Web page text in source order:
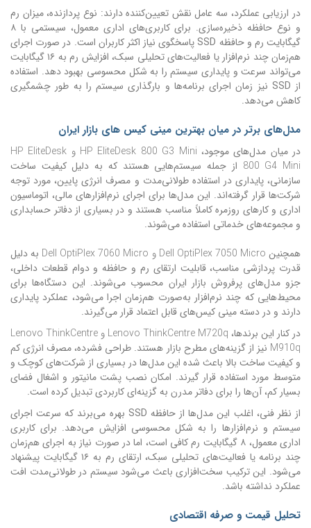
در ارزیابی عملکرد، سه عامل نقش تعیین‌کننده دارند: نوع پردازنده، میزان رم
و نوع حافظه ذخیره‌سازی. برای کاربری‌های اداری معمول، سیستمی با ۸
گیگابایت رم و حافظه SSD پاسخگوی نیاز اکثر کاربران است. در صورت اجرای
هم‌زمان چند نرم‌افزار یا فعالیت‌های تحلیلی سبک، افزایش رم به ۱۶ گیگابایت
می‌تواند سرعت و پایداری سیستم را به شکل محسوسی بهبود دهد. استفاده
از SSD نیز زمان اجرای برنامه‌ها و بارگذاری سیستم را به طور چشمگیری
کاهش می‌دهد.
مدل‌های برتر در میان بهترین مینی کیس های بازار ایران
در میان مدل‌های موجود،
HP EliteDesk 800 G3 Mini و HP EliteDesk
800 G4 Mini از جمله سیستم‌هایی هستند که به دلیل کیفیت ساخت
سازمانی، پایداری در استفاده طولانی‌مدت و مصرف انرژی پایین، مورد توجه
شرکت‌ها قرار گرفته‌اند. این مدل‌ها برای اجرای نرم‌افزارهای مالی، اتوماسیون
اداری و کارهای روزمره کاملاً مناسب هستند و در بسیاری از دفاتر حسابداری
و مجموعه‌های خدماتی استفاده می‌شوند.
همچنین Dell OptiPlex 7050 Micro و Dell OptiPlex 7060 Micro
به دلیل
قدرت پردازشی مناسب، قابلیت ارتقای رم و حافظه و دوام قطعات داخلی،
جزو مدل‌های پرفروش بازار ایران محسوب می‌شوند. این دستگاه‌ها برای
محیط‌هایی که چند نرم‌افزار به‌صورت هم‌زمان اجرا می‌شود، عملکرد پایداری
دارند و در دسته مینی کیس‌های قابل اعتماد قرار می‌گیرند.
در کنار این برندها،
Lenovo ThinkCentre M720q و Lenovo ThinkCentre
M910q نیز از گزینه‌های مطرح بازار هستند. طراحی فشرده، مصرف انرژی کم
و کیفیت ساخت بالا باعث شده این مدل‌ها در بسیاری از شرکت‌های کوچک و
متوسط مورد استفاده قرار گیرند. امکان نصب پشت مانیتور و اشغال فضای
بسیار کم، آن‌ها را برای دفاتر مدرن به گزینه‌ای کاربردی تبدیل کرده است.
از نظر فنی، اغلب این مدل‌ها از حافظه SSD بهره می‌برند که سرعت اجرای
سیستم و نرم‌افزارها را به شکل محسوسی افزایش می‌دهد. برای کاربری
اداری معمول، ۸ گیگابایت رم کافی است، اما در صورت نیاز به اجرای هم‌زمان
چند برنامه یا فعالیت‌های تحلیلی سبک، ارتقای رم به ۱۶ گیگابایت پیشنهاد
می‌شود. این ترکیب سخت‌افزاری باعث می‌شود سیستم در طولانی‌مدت افت
عملکرد نداشته باشد.
تحلیل قیمت و صرفه اقتصادی